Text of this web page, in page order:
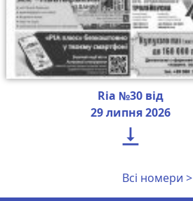
Ria №30 від
29 липня 2026

Всі номери >